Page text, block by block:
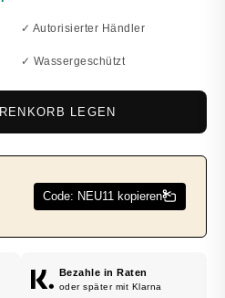
✓ Autorisierter Händler
✓ Wassergeschützt
LEGEN
Bezahle in Raten
oder später mit Klarna